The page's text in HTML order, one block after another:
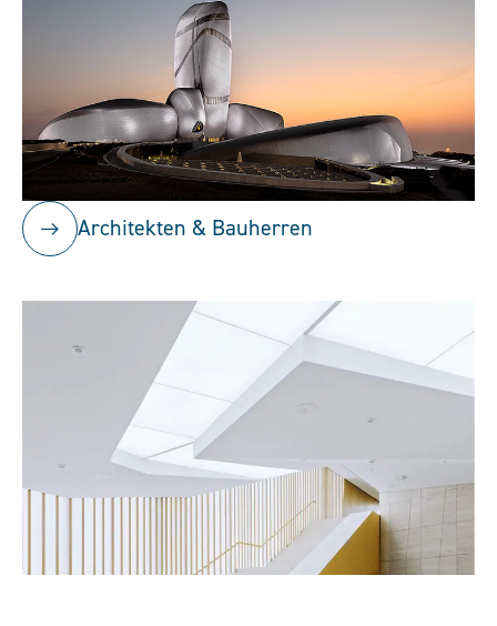
Architekten & Bauherren